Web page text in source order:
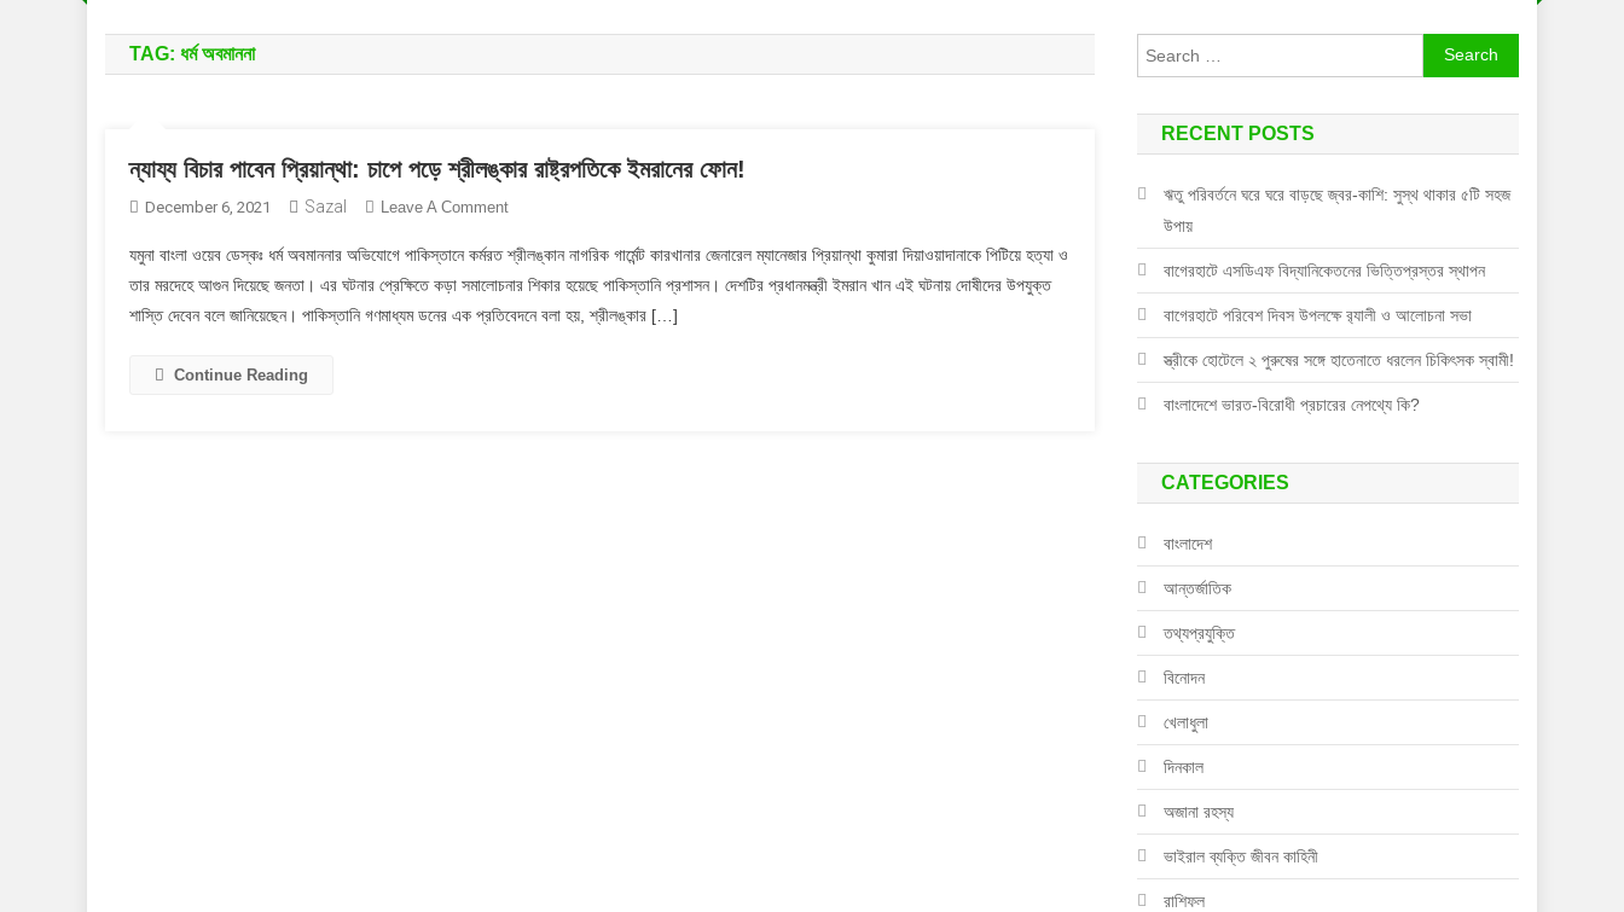
TAG: ধর্ম অবমাননা
ন্যায্য বিচার পাবেন প্রিয়ান্থা: চাপে পড়ে শ্রীলঙ্কার রাষ্ট্রপতিকে ইমরানের ফোন!
December 6, 2021 Sazal Leave A CommentOn
বিচার
পাবেন
প্রিয়ান্থা:
যমুনা বাংলা ওয়েব ডেস্কঃ ধর্ম অবমাননার অভিযোগে পাকিস্তানে কর্মরত শ্রীলঙ্কান নাগরিক গার্মেন্ট কারখানার জেনারেল ম্যানেজার প্রিয়ান্থা কুমারা দিয়াওয়াদানাকে পিটিয়ে হত্যা ও
তার মরদেহে আগুন দিয়েছে জনতা। এর ঘটনার প্রেক্ষিতে কড়া সমালোচনার শিকার হয়েছে পাকিস্তানি প্রশাসন। দেশটির প্রধানমন্ত্রী ইমরান খান এই ঘটনায় দোষীদের উপযুক্ত
শাস্তি দেবেন বলে জানিয়েছেন। পাকিস্তানি গণমাধ্যম ডনের এক প্রতিবেদনে বলা হয়, শ্রীলঙ্কার […]
Continue Reading
Search
for:
RECENT POSTS
ঋতু পরিবর্তনে ঘরে ঘরে বাড়ছে জ্বর-কাশি: সুস্থ থাকার ৫টি সহজ
উপায়
বাগেরহাটে এসডিএফ বিদ্যানিকেতনের ভিত্তিপ্রস্তর স্থাপন
বাগেরহাটে পরিবেশ দিবস উপলক্ষে র‌্যালী ও আলোচনা সভা
স্ত্রীকে হোটেলে ২ পুরুষের সঙ্গে হাতেনাতে ধরলেন চিকিৎসক স্বামী!
বাংলাদেশে ভারত-বিরোধী প্রচারের নেপথ্যে কি?
CATEGORIES
বাংলাদেশ
আন্তর্জাতিক
তথ্যপ্রযুক্তি
বিনোদন
খেলাধুলা
দিনকাল
অজানা রহস্য
ভাইরাল ব্যক্তি জীবন কাহিনী
রাশিফল